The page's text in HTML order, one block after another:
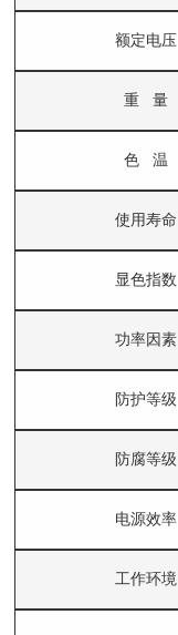
额定电压
重 量
色 温
使用寿命
显色指数
功率因素
防护等级
防腐等级
电源效率
工作环境